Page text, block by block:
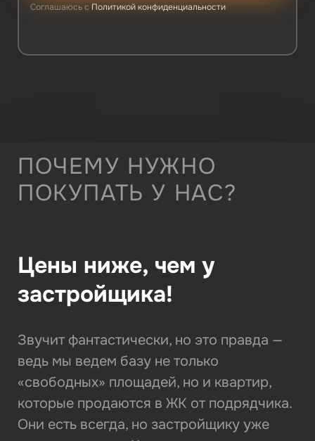
Соглашаюсь с Политикой конфиденциальности
ПОЧЕМУ НУЖНО
ПОКУПАТЬ У НАС?
Цены ниже, чем у
застройщика!
Звучит фантастически, но это правда —
ведь мы ведем базу не только
«свободных» площадей, но и квартир,
которые продаются в ЖК от подрядчика.
Они есть всегда, но застройщику уже